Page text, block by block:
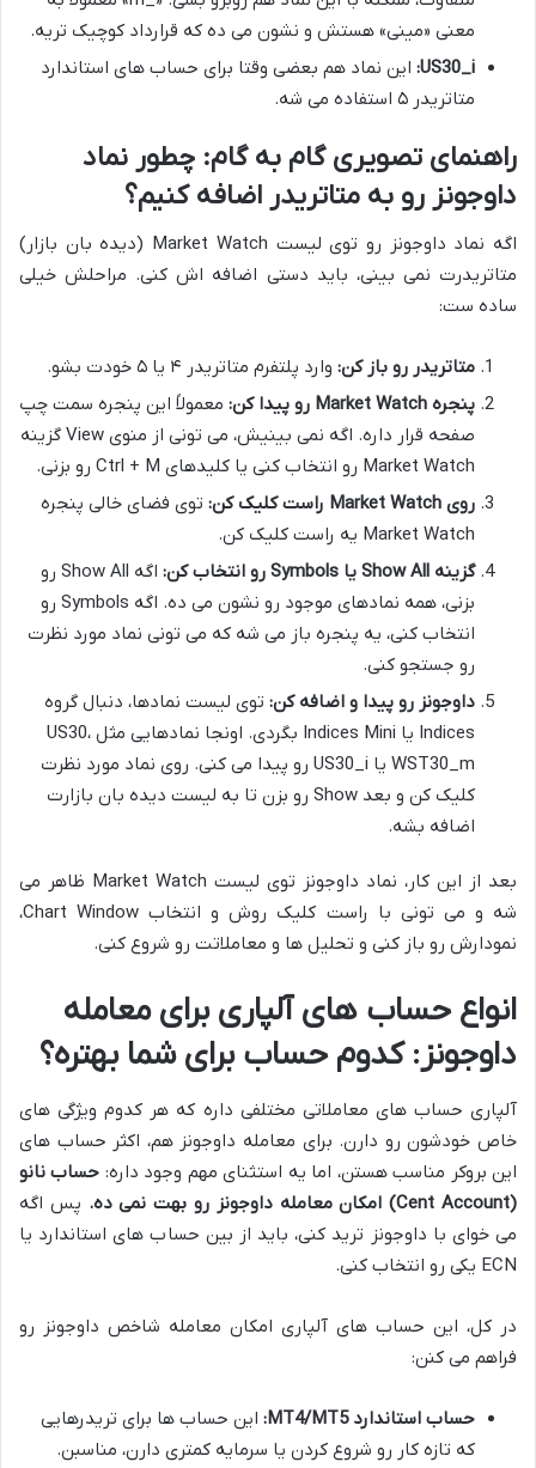
معنی «مینی» هستش و نشون می ده که قرارداد کوچیک تریه.
US30_i: این نماد هم بعضی وقتا برای حساب های استاندارد
متاتریدر ۵ استفاده می شه.
راهنمای تصویری گام به گام: چطور نماد
داوجونز رو به متاتریدر اضافه کنیم؟
اگه نماد داوجونز رو توی لیست Market Watch (دیده بان بازار)
متاتریدرت نمی بینی، باید دستی اضافه اش کنی. مراحلش خیلی
ساده ست:
متاتریدر رو باز کن: وارد پلتفرم متاتریدر ۴ یا ۵ خودت بشو.
پنجره Market Watch رو پیدا کن:
معمولاً این پنجره سمت چپ
صفحه قرار داره. اگه نمی بینیش، می تونی از منوی View گزینه
Market Watch رو انتخاب کنی یا کلیدهای Ctrl + M رو بزنی.
روی Market Watch راست کلیک کن:
توی فضای خالی پنجره
Market Watch یه راست کلیک کن.
گزینه Show All یا Symbols رو انتخاب کن:
اگه Show All رو
بزنی، همه نمادهای موجود رو نشون می ده. اگه Symbols رو
انتخاب کنی، یه پنجره باز می شه که می تونی نماد مورد نظرت
رو جستجو کنی.
داوجونز رو پیدا و اضافه کن: توی لیست نمادها، دنبال گروه
Indices یا Indices Mini بگردی. اونجا نمادهایی مثل US30،
WST30_m یا US30_i رو پیدا می کنی. روی نماد مورد نظرت
کلیک کن و بعد Show رو بزن تا به لیست دیده بان بازارت
اضافه بشه.
بعد از این کار، نماد داوجونز توی لیست Market Watch ظاهر می
شه و می تونی با راست کلیک روش و انتخاب Chart Window،
نمودارش رو باز کنی و تحلیل ها و معاملاتت رو شروع کنی.
انواع حساب های آلپاری برای معامله
داوجونز: کدوم حساب برای شما بهتره؟
آلپاری حساب های معاملاتی مختلفی داره که هر کدوم ویژگی های
خاص خودشون رو دارن. برای معامله داوجونز هم، اکثر حساب های
این بروکر مناسب هستن، اما یه استثنای مهم وجود داره: حساب نانو
(Cent Account) امکان معامله داوجونز رو بهت نمی ده.
پس اگه
می خوای با داوجونز ترید کنی، باید از بین حساب های استاندارد یا
ECN یکی رو انتخاب کنی.
در کل، این حساب های آلپاری امکان معامله شاخص داوجونز رو
فراهم می کنن:
حساب استاندارد MT4/MT5:
این حساب ها برای تریدرهایی
که تازه کار رو شروع کردن یا سرمایه کمتری دارن، مناسبن.